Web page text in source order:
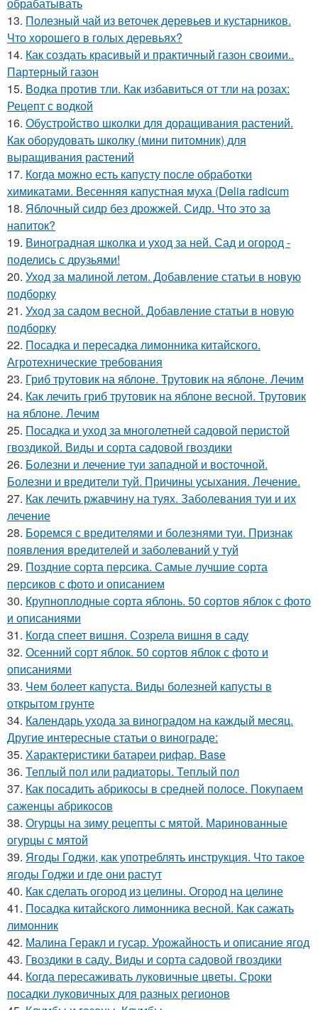
обрабатывать
13. Полезный чай из веточек деревьев и кустарников.
Что хорошего в голых деревьях?
14. Как создать красивый и практичный газон своими..
Партерный газон
15. Водка против тли. Как избавиться от тли на розах:
Рецепт с водкой
16. Обустройство школки для доращивания растений.
Как оборудовать школку (мини питомник) для
выращивания растений
17. Когда можно есть капусту после обработки
химикатами. Весенняя капустная муха (Delia radicum
18. Яблочный сидр без дрожжей. Сидр. Что это за
напиток?
19. Виноградная школка и уход за ней. Сад и огород -
поделись с друзьями!
20. Уход за малиной летом. Добавление статьи в новую
подборку
21. Уход за садом весной. Добавление статьи в новую
подборку
22. Посадка и пересадка лимонника китайского.
Агротехнические требования
23. Гриб трутовик на яблоне. Трутовик на яблоне. Лечим
24. Как лечить гриб трутовик на яблоне весной. Трутовик
на яблоне. Лечим
25. Посадка и уход за многолетней садовой перистой
гвоздикой. Виды и сорта садовой гвоздики
26. Болезни и лечение туи западной и восточной.
Болезни и вредители туй. Причины усыхания. Лечение.
27. Как лечить ржавчину на туях. Заболевания туи и их
лечение
28. Боремся с вредителями и болезнями туи. Признак
появления вредителей и заболеваний у туй
29. Поздние сорта персика. Самые лучшие сорта
персиков с фото и описанием
30. Крупноплодные сорта яблонь. 50 сортов яблок с фото
и описаниями
31. Когда спеет вишня. Созрела вишня в саду
32. Осенний сорт яблок. 50 сортов яблок с фото и
описаниями
33. Чем болеет капуста. Виды болезней капусты в
открытом грунте
34. Календарь ухода за виноградом на каждый месяц.
Другие интересные статьи о винограде:
35. Характеристики батареи рифар. Base
36. Теплый пол или радиаторы. Теплый пол
37. Как посадить абрикосы в средней полосе. Покупаем
саженцы абрикосов
38. Огурцы на зиму рецепты с мятой. Маринованные
огурцы с мятой
39. Ягоды Годжи, как употреблять инструкция. Что такое
ягоды Годжи и где они растут
40. Как сделать огород из целины. Огород на целине
41. Посадка китайского лимонника весной. Как сажать
лимонник
42. Малина Геракл и гусар. Урожайность и описание ягод
43. Гвоздики в саду. Виды и сорта садовой гвоздики
44. Когда пересаживать луковичные цветы. Сроки
посадки луковичных для разных регионов